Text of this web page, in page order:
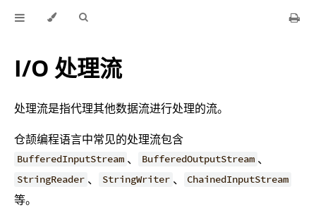
I/O 处理流
处理流是指代理其他数据流进行处理的流。
仓颉编程语言中常见的处理流包含
BufferedInputStream 、 BufferedOutputStream 、
StringReader 、 StringWriter 、 ChainedInputStream
等。